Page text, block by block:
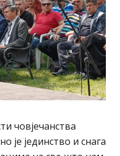
човјечанства
је јединство и снага